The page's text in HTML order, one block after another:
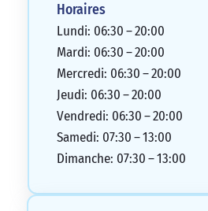
Horaires
Lundi: 06:30 – 20:00
Mardi: 06:30 – 20:00
Mercredi: 06:30 – 20:00
Jeudi: 06:30 – 20:00
Vendredi: 06:30 – 20:00
Samedi: 07:30 – 13:00
Dimanche: 07:30 – 13:00